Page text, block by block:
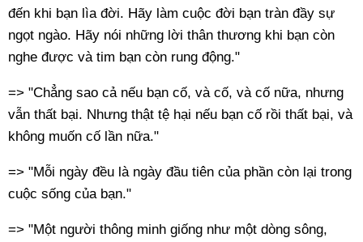
đến khi bạn lìa đời. Hãy làm cuộc đời bạn tràn đầy sự
ngọt ngào. Hãy nói những lời thân thương khi bạn còn
nghe được và tim bạn còn rung động."
=> "Chẳng sao cả nếu bạn cố, và cố, và cố nữa, nhưng
vẫn thất bại. Nhưng thật tệ hại nếu bạn cố rồi thất bại, và
không muốn cố lần nữa."
=> "Mỗi ngày đều là ngày đầu tiên của phần còn lại trong
cuộc sống của bạn."
=> "Một người thông minh giống như một dòng sông,